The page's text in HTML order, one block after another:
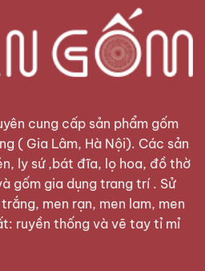
cung cấp sản phẩm gốm
( Gia Lâm, Hà Nội). Các sản
ly sứ ,bát đĩa, lọ hoa, đồ thờ
gốm gia dụng trang trí . Sử
men rạn, men lam, men
ruyền thống và vẽ tay tỉ mỉ